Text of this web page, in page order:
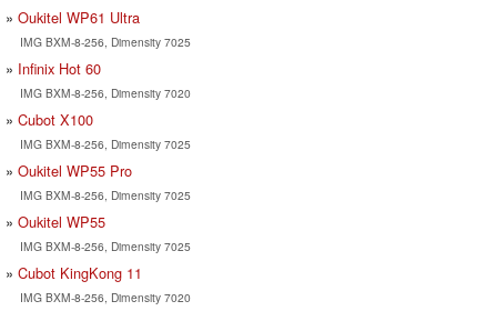
Oukitel WP61 Ultra
IMG BXM-8-256, Dimensity 7025
Infinix Hot 60
IMG BXM-8-256, Dimensity 7020
Cubot X100
IMG BXM-8-256, Dimensity 7025
Oukitel WP55 Pro
IMG BXM-8-256, Dimensity 7025
Oukitel WP55
IMG BXM-8-256, Dimensity 7025
Cubot KingKong 11
IMG BXM-8-256, Dimensity 7020